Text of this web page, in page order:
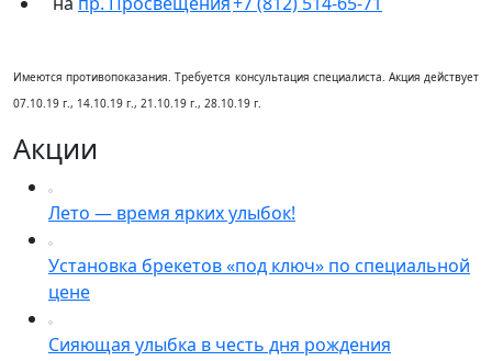
Имеются противопоказания. Требуется консультация специалиста. Акция действует
07.10.19 г., 14.10.19 г., 21.10.19 г., 28.10.19 г.
Акции
Лето — время ярких улыбок!
Установка брекетов «под ключ» по специальной
цене
Сияющая улыбка в честь дня рождения